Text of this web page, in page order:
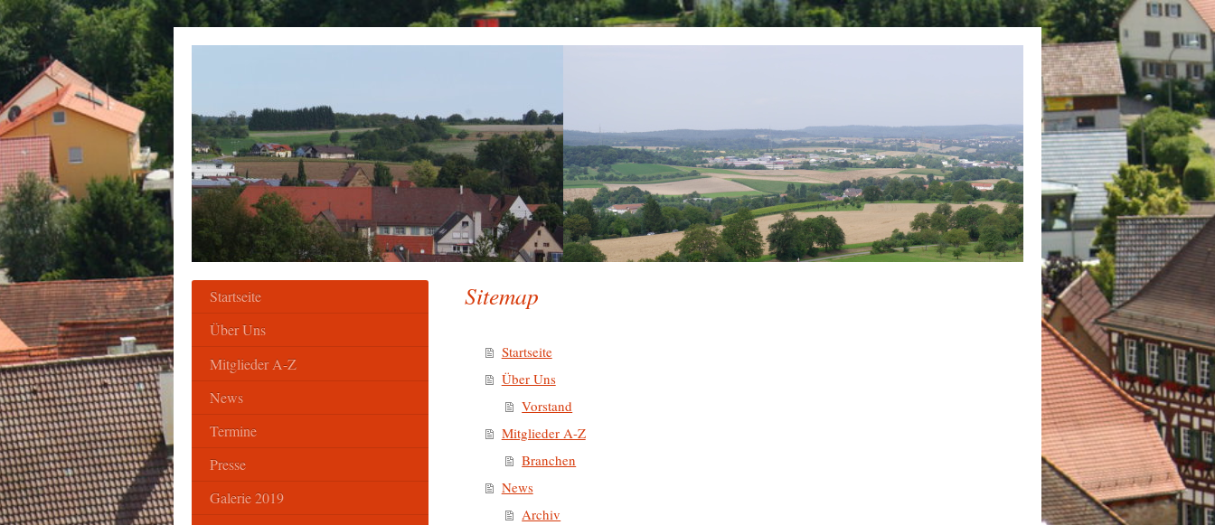
Sitemap
Startseite
Über Uns
Vorstand
Mitglieder A-Z
Branchen
News
Archiv
Startseite
Über Uns
Mitglieder A-Z
News
Termine
Presse
Galerie 2019